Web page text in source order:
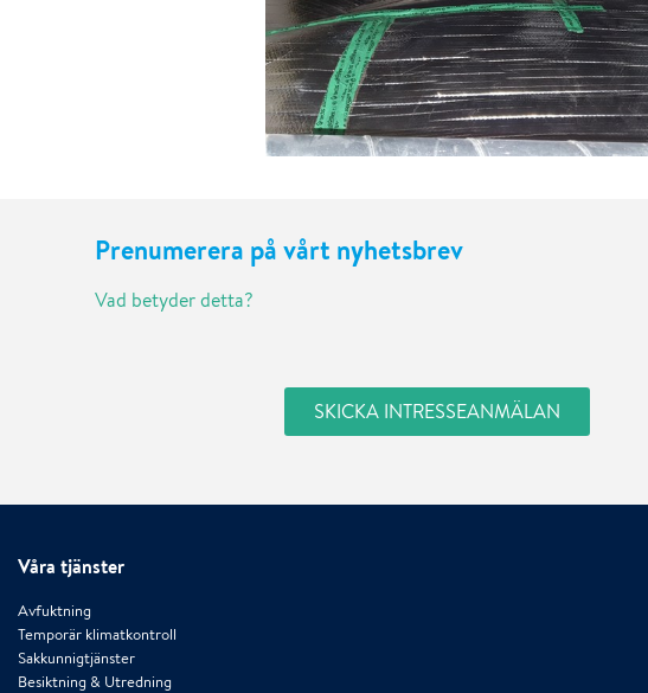
Prenumerera på vårt nyhetsbrev
Vad betyder detta?
Våra tjänster
Avfuktning
Temporär klimatkontroll
Sakkunnigtjänster
Besiktning & Utredning